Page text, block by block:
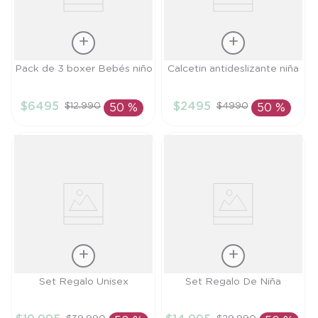
Talla
AÑADIR AL
Pack de 3 boxer Bebés niño
$6495 $12.990 50 %
Talla
AÑADIR AL
Calcetin antideslizante niña
$2495 $4990 50 %
TallaSet Regalo Unisex TallaSet Regalo De Niña